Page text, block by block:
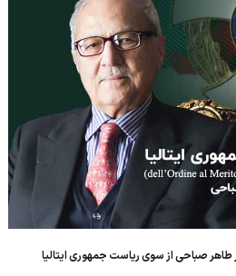
طاهر صباحی از سوی ریاست جمهوری ایتالیا